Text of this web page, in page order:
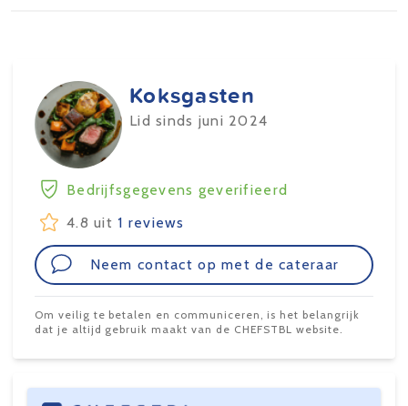
Koksgasten
Lid sinds juni 2024
Bedrijfsgegevens geverifieerd
4.8 uit1 reviews
Neem contact op met de cateraar
Om veilig te betalen en communiceren, is het belangrijk
dat je altijd gebruik maakt van de CHEFSTBL website.